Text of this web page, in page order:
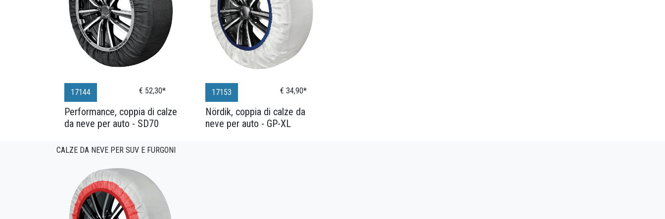
17144 € 52,30*
Performance, coppia di calze
da neve per auto - SD70
17153 € 34,90*
Nördik, coppia di calze da
neve per auto - GP-XL
CALZE DA NEVE PER SUV E FURGONI